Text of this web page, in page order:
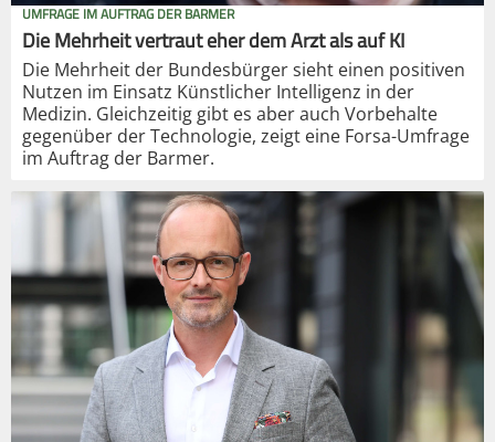
UMFRAGE IM AUFTRAG DER BARMER
Die Mehrheit vertraut eher dem Arzt als auf KI
Die Mehrheit der Bundesbürger sieht einen positiven
Nutzen im Einsatz Künstlicher Intelligenz in der
Medizin. Gleichzeitig gibt es aber auch Vorbehalte
gegenüber der Technologie, zeigt eine Forsa-Umfrage
im Auftrag der Barmer.